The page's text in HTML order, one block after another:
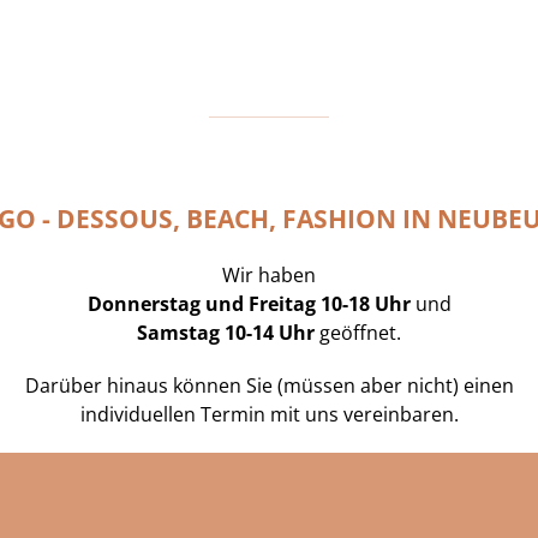
- DESSOUS, BEACH, FASHION IN
Wir haben
Donnerstag und Freitag 10-18 Uhrund
Samstag 10-14 Uhr geöffnet.
Darüber hinaus können Sie (müssen aber nicht) einen
individuellen Termin mit uns vereinbaren.